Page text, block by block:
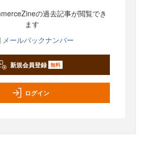
の過去記事が閲覧でき
ます
メールバックナンバー
新規会員登録 無料
ログイン